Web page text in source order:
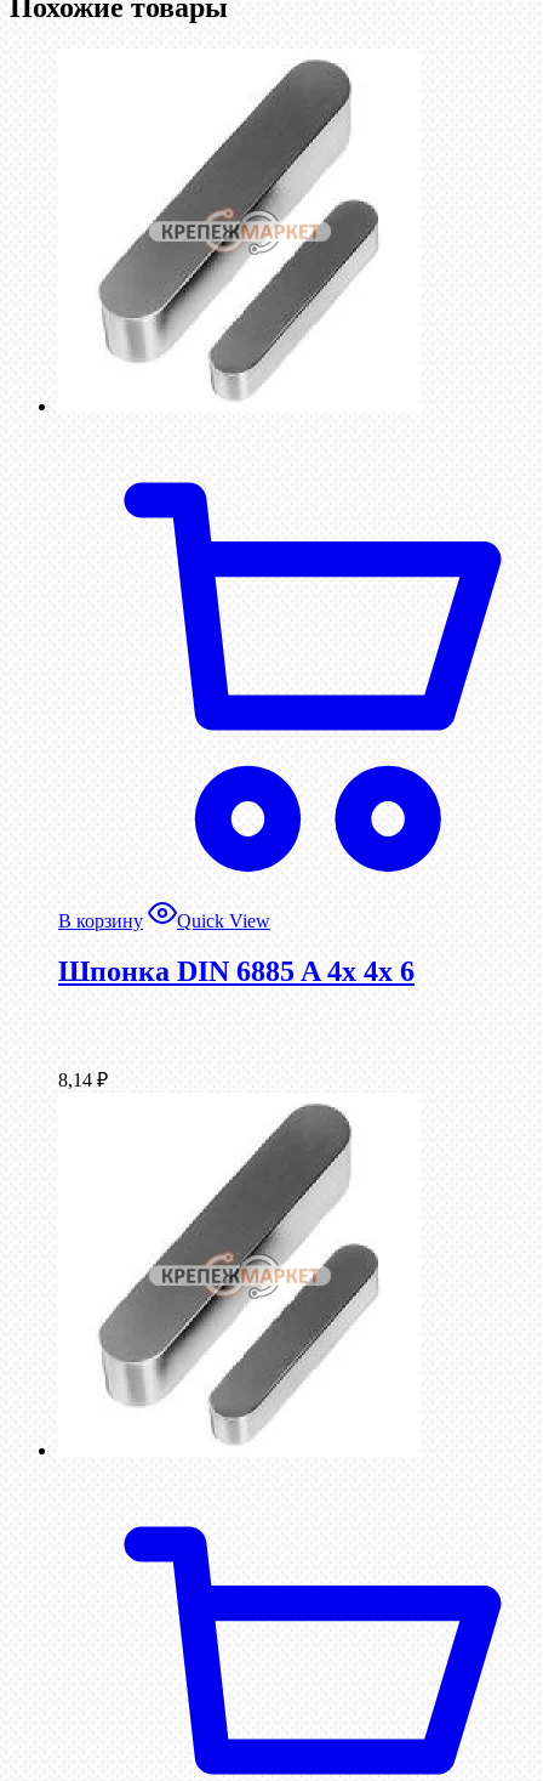
Похожие товары
В корзину Quick View
Шпонка DIN 6885 A 4x 4x 6
8,14 ₽